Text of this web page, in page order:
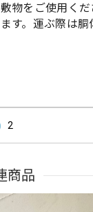
物をご使用くだ
。運ぶ際は胴
2
商品